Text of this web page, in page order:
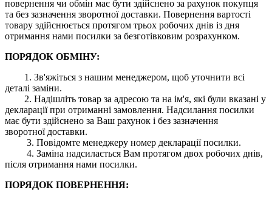
повернення чи обмін має бути здійснено за рахунок покупця
та без зазначення зворотної доставки. Повернення вартості
товару здійснюється протягом трьох робочих днів із дня
отримання нами посилки за безготівковим розрахунком.
ПОРЯДОК ОБМІНУ:
1. Зв'яжіться з нашим менеджером, щоб уточнити всі
деталі заміни.
2. Надішліть товар за адресою та на ім'я, які були вказані у
декларації при отриманні замовлення. Надсилання посилки
має бути здійснено за Ваш рахунок і без зазначення
зворотної доставки.
3. Повідомте менеджеру номер декларації посилки.
4. Заміна надсилається Вам протягом двох робочих днів,
після отримання нами посилки.
ПОРЯДОК ПОВЕРНЕННЯ: